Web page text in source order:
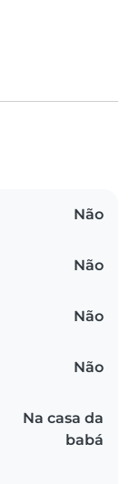
Não
Não
Não
Não
Na casa da
babá